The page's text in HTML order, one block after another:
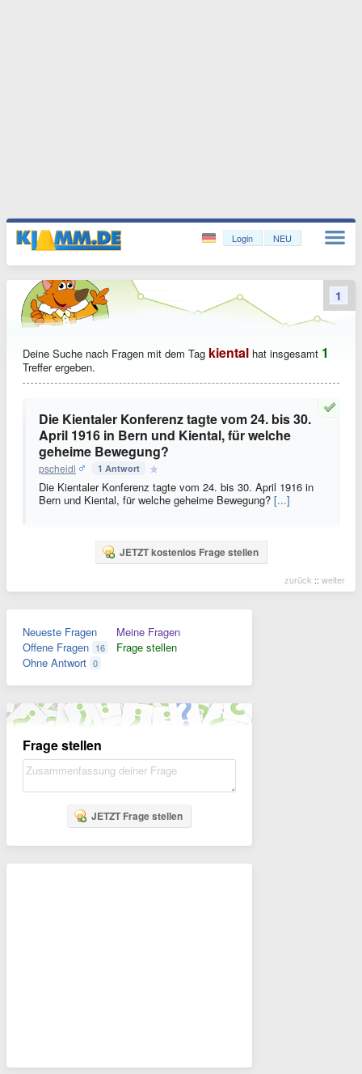
Login NEU
Deine Suche nach Fragen mit dem Tag kiental hat insgesamt 1
Treffer ergeben.
Die Kientaler Konferenz tagte vom 24. bis 30.
April 1916 in Bern und Kiental, für welche
geheime Bewegung?
pscheidl 1 Antwort
Die Kientaler Konferenz tagte vom 24. bis 30. April 1916 in
Bern und Kiental, für welche geheime Bewegung? [...]
JETZT kostenlos Frage stellen
zurück :: weiter
1
Neueste Fragen
Offene Fragen 16
Ohne Antwort 0
Meine Fragen
Frage stellen
Frage stellen
JETZT Frage stellen